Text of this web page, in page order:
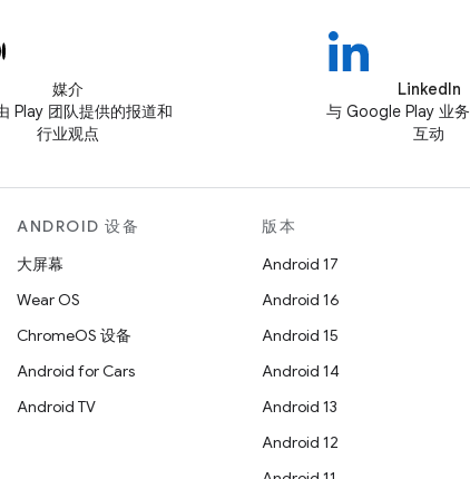
媒介
Play 团队提供的报道和
行业观点
LinkedIn
与 Google Play 业
互动
ANDROID 设备
大屏幕
Wear OS
ChromeOS 设备
Android for Cars
Android TV
版本
Android 17
Android 16
Android 15
Android 14
Android 13
Android 12